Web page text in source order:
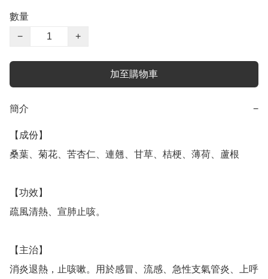
數量
−
+
加至購物車
簡介 −
【成份】
桑葉、菊花、苦杏仁、連翹、甘草、桔梗、薄荷、蘆根
【功效】
疏風清熱、宣肺止咳。
【主治】
消炎退熱，止咳嗽。用於感冒、流感、急性支氣管炎、上呼